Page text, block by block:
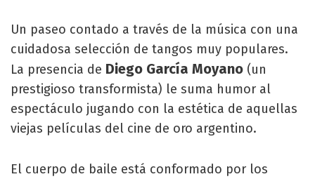
Un paseo contado a través de la música con una
cuidadosa selección de tangos muy populares.
La presencia de Diego García Moyano (un
prestigioso transformista) le suma humor al
espectáculo jugando con la estética de aquellas
viejas películas del cine de oro argentino.
El cuerpo de baile está conformado por los